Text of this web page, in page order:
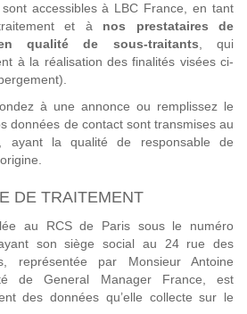
accessibles à LBC France, en tant
et à nos prestataires de
qualité de sous-traitants , qui
à la réalisation des finalités visées ci-
à une annonce ou remplissez le
données de contact sont transmises au
ayant la qualité de responsable de
DE TRAITEMENT
au RCS de Paris sous le numéro
son siège social au 24 rue des
représentée par Monsieur Antoine
de General Manager France, est
des données qu’elle collecte sur le